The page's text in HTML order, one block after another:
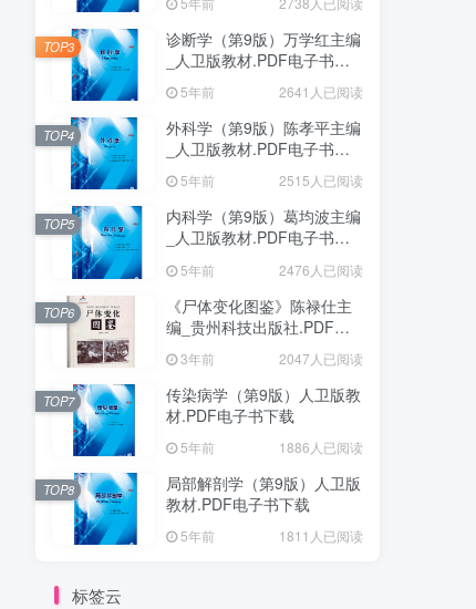
诊断学（第9版）万学红主编
_人卫版教材.PDF电子书下
载 5年前 2641人已阅读
TOP3
外科学（第9版）陈孝平主编
_人卫版教材.PDF电子书下
载 5年前 2515人已阅读
TOP4
内科学（第9版）葛均波主编
_人卫版教材.PDF电子书下
5年前 2476人已阅读
TOP5
《尸体变化图鉴》陈禄仕主
编_贵州科技出版社.PDF电
3年前 2047人已阅读
TOP6
传染病学（第9版）人卫版教
材.PDF电子书下载
5年前 1886人已阅读
TOP7
局部解剖学（第9版）人卫版
教材.PDF电子书下载
5年前 1811人已阅读
TOP8
标签云